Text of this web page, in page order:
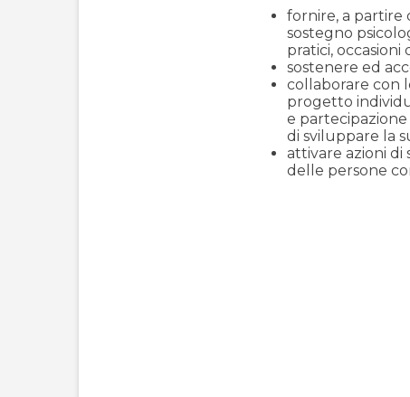
fornire, a partire
sostegno
pratici, occasioni
sostenere ed
collaborare con
progetto
e
di sviluppare la
attivare azioni
delle persone